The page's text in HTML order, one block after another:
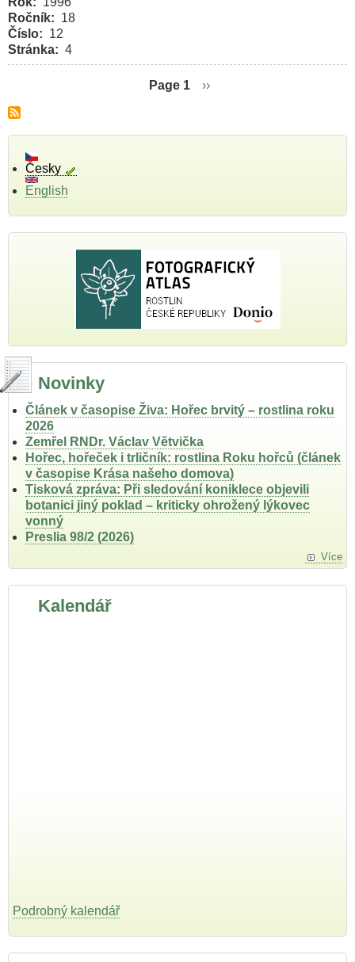
Ročník
18
Číslo
12
Stránka
4
Pagination
Page 1
Následující
››
Česky
English
Novinky
Článek v časopise Živa: Hořec brvitý – rostlina roku
2026
Zemřel RNDr. Václav Větvička
Hořec, hořeček i trličník: rostlina Roku hořců (článek
v časopise Krása našeho domova)
Tisková zpráva: Při sledování koniklece objevili
botanici jiný poklad – kriticky ohrožený lýkovec
vonný
Preslia 98/2 (2026)
Více
Kalendář
Podrobný kalendář